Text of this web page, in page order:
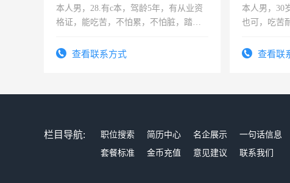
本人男，28.有c本，驾龄5年，有从业资
格证，能吃苦，不怕累，不怕脏，踏
查看联系方式
本人男，30
也可，吃苦
查看联
栏目导航: 职位搜索 简历中心 名企展示 一句话信息
套餐标准
金币充值 意见建议 联系我们